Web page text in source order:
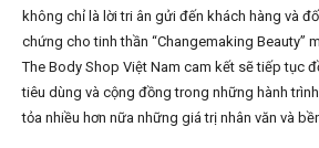
không chỉ là lời tri ân gửi đến khách hàng và
chứng cho tinh thần “Changemaking Beauty”
The Body Shop Việt Nam cam kết sẽ tiếp tục
tiêu dùng và cộng đồng trong những hành
tỏa nhiều hơn nữa những giá trị nhân văn và